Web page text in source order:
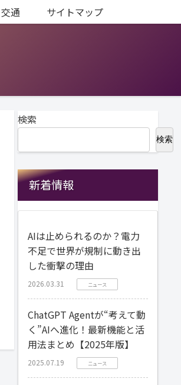
通 サイトマップ
検索
検索
新着情報
AIは止められるのか？電力
不足で世界が規制に動き出
した衝撃の理由
2026.03.31 ニュース
ChatGPT Agentが“考えて動
く”AIへ進化！最新機能と活
用法まとめ【2025年版】
2025.07.19 ニュース